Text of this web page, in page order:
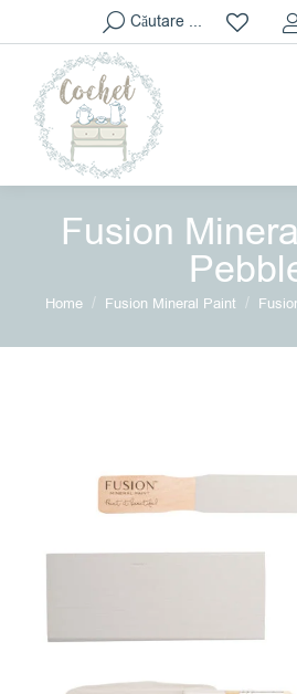
Search:Căutare ...
Fusion
You are here:
Home Fusion Mineral Paint